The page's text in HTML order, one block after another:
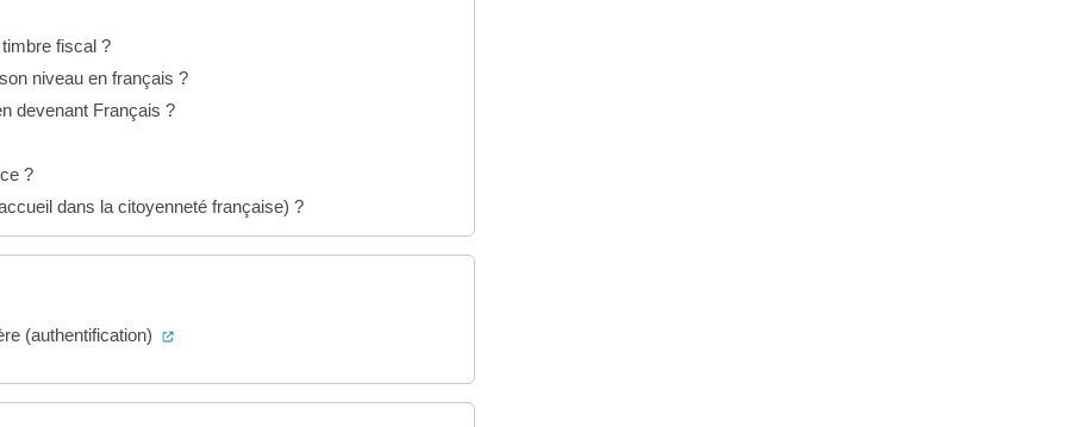
fiscal ?
niveau en français ?
devenant Français ?
?
dans la citoyenneté française) ?
(authentification) (ouverture dans un nouvel onglet)